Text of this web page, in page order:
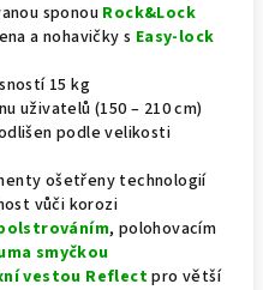
sponouRock&Lock
a nohavičky s Easy-lock
15 kg
uživatelů (150 – 210 cm)
podle velikosti
ošetřeny technologií
vůči korozi
, polohovacím
smyčkou
vestou Reflectpro větší